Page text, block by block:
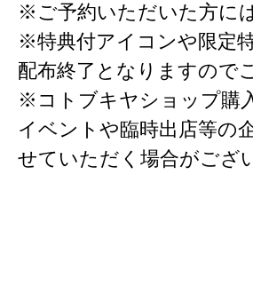
※ご予約いただいた方に
※特典付アイコンや限定
配布終了となりますので
※コトブキヤショップ購
イベントや臨時出店等の
せていただく場合がござ